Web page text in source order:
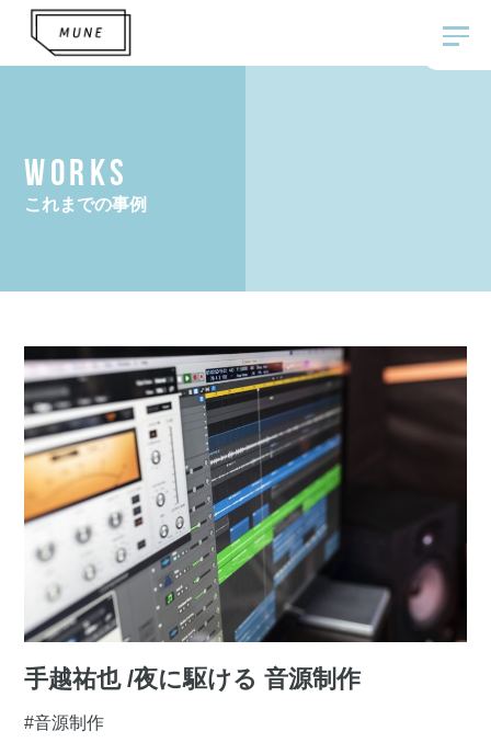
WORKS
これまでの事例
手越祐也 /夜に駆ける 音源制作
#音源制作